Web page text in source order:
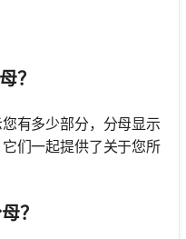
？
有多少部分，分母显示
们一起提供了关于您所
？